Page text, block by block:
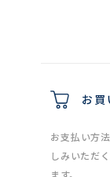
お買
お支払い方
しみいただ
ます。